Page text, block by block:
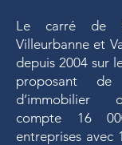
Le carré de
Villeurbanne et
depuis 2004 sur
proposant de
d’immobilier
compte 16
entreprises avec